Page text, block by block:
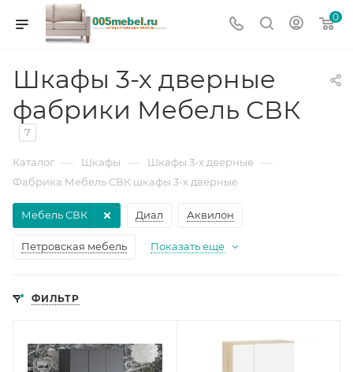
0
Шкафы 3-х дверные
фабрики Мебель СВК
7
Каталог — Шкафы — Шкафы 3-х дверные —
Фабрика Мебель СВК шкафы 3-х дверные
Диал Аквилон
Петровская мебель
Мебель СВК
Показать еще
ФИЛЬТР